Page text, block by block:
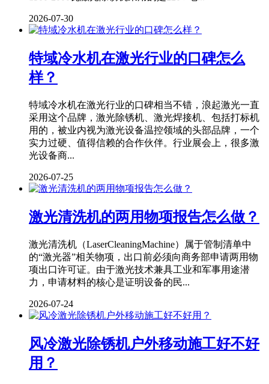
2026-07-30
特域冷水机在激光行业的口碑怎么
样？
特域冷水机在激光行业的口碑相当不错，浪起激光一直
采用这个品牌，激光除锈机、激光焊接机、包括打标机
用的，被业内视为激光设备温控领域的头部品牌，一个
实力过硬、值得信赖的合作伙伴。行业展会上，很多激
光设备商...
2026-07-25
激光清洗机的两用物项报告怎么做？
激光清洗机（LaserCleaningMachine）属于管制清单中
的“激光器”相关物项，出口前必须向商务部申请两用物
项出口许可证。由于激光技术兼具工业和军事用途潜
力，申请材料的核心是证明设备的民...
2026-07-24
风冷激光除锈机户外移动施工好不好
用？